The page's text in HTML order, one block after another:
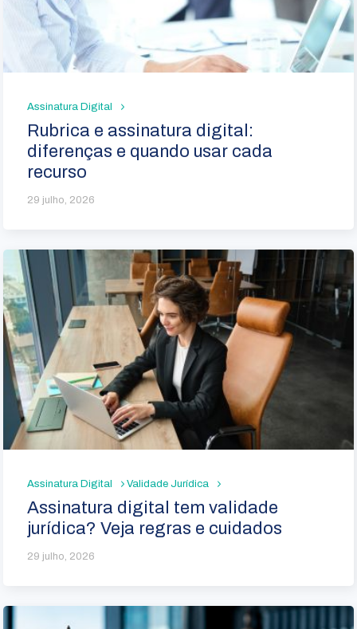
Assinatura Digital
Rubrica e assinatura digital:
diferenças e quando usar cada
recurso
29 julho, 2026
Assinatura Digital Validade Jurídica
Assinatura digital tem validade
jurídica? Veja regras e cuidados
29 julho, 2026